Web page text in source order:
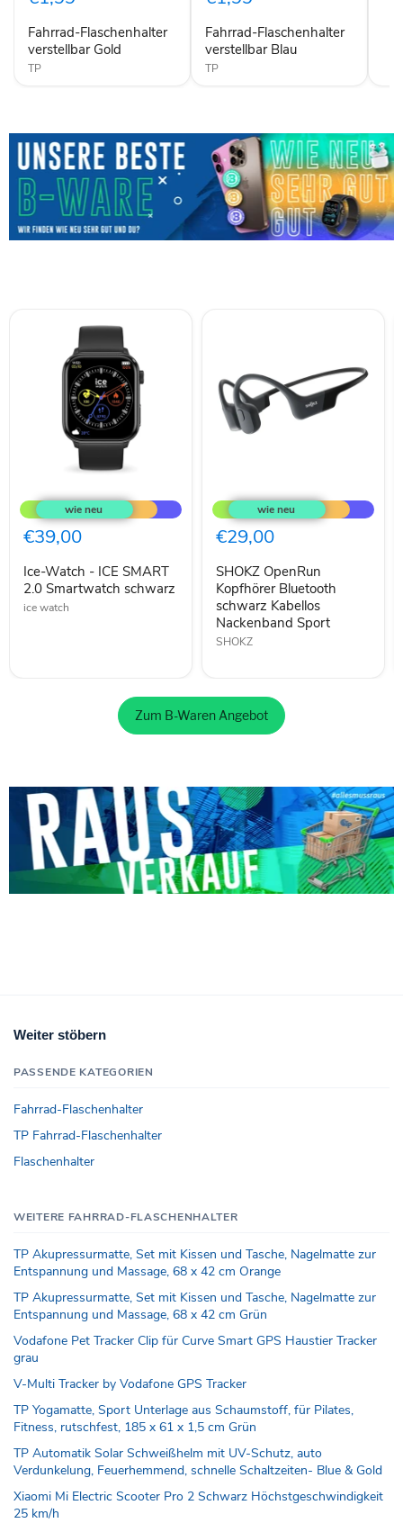
Fahrrad-Flaschenhalter
verstellbar Gold
TP
Fahrrad-Flaschenhalter
verstellbar Blau
TP
Watch
-
ICE
SMART
Smartwatch
schwarz
€39,00
Ice-Watch - ICE SMART
2.0 Smartwatch schwarz
ice watch
OpenRun
Kopfhörer
Bluetooth
schwarz
Nackenband
Sport
€29,00
SHOKZ OpenRun
Kopfhörer Bluetooth
schwarz Kabellos
Nackenband Sport
SHOKZ
Zum B-Waren Angebot
Weiter stöbern
PASSENDE KATEGORIEN
Fahrrad-Flaschenhalter
TP Fahrrad-Flaschenhalter
Flaschenhalter
WEITERE FAHRRAD-FLASCHENHALTER
TP Akupressurmatte, Set mit Kissen und Tasche, Nagelmatte zur
Entspannung und Massage, 68 x 42 cm Orange
TP Akupressurmatte, Set mit Kissen und Tasche, Nagelmatte zur
Entspannung und Massage, 68 x 42 cm Grün
Vodafone Pet Tracker Clip für Curve Smart GPS Haustier Tracker
grau
V-Multi Tracker by Vodafone GPS Tracker
TP Yogamatte, Sport Unterlage aus Schaumstoff, für Pilates,
Fitness, rutschfest, 185 x 61 x 1,5 cm Grün
TP Automatik Solar Schweißhelm mit UV-Schutz, auto
Verdunkelung, Feuerhemmend, schnelle Schaltzeiten- Blue & Gold
Xiaomi Mi Electric Scooter Pro 2 Schwarz Höchstgeschwindigkeit
25 km/h